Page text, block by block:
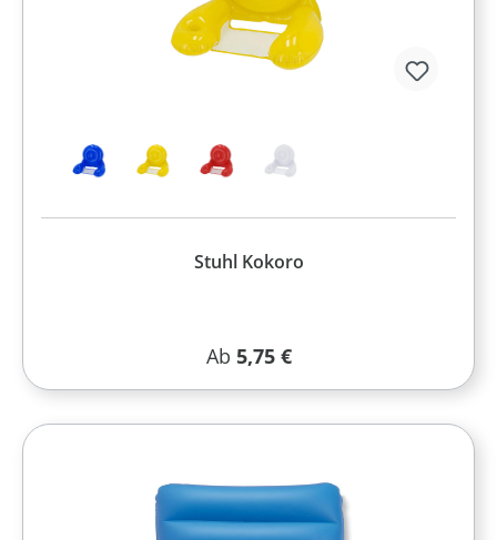
Stuhl Kokoro
Regulärer Preis:
Ab 5,75 €